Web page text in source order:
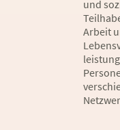
und
Arbeit